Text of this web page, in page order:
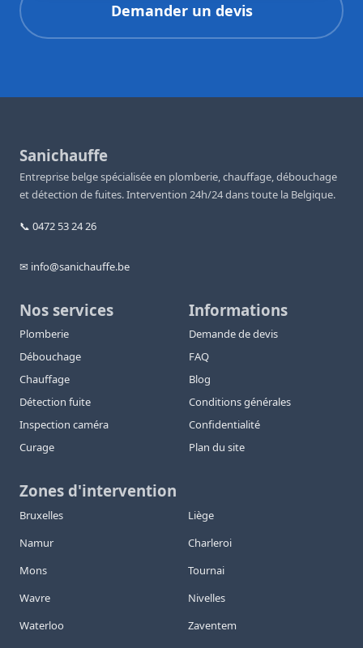
Demander un devis
Sanichauffe
Entreprise belge spécialisée en plomberie, chauffage, débouchage
et détection de fuites. Intervention 24h/24 dans toute la Belgique.
📞 0472 53 24 26
✉ info@sanichauffe.be
Nos services
Plomberie
Débouchage
Chauffage
Détection fuite
Inspection caméra
Curage
Informations
Demande de devis
FAQ
Blog
Conditions générales
Confidentialité
Plan du site
Zones d'intervention
Bruxelles
Liège
Namur
Charleroi
Mons
Tournai
Wavre
Nivelles
Waterloo
Zaventem